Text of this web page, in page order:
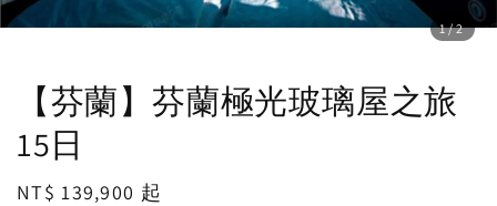
1/2
【芬蘭】芬蘭極光玻璃屋之旅
15日
Regular
NT$ 139,900 起